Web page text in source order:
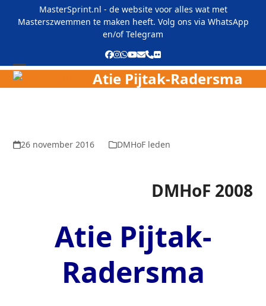
MasterSprint.nl - de website voor alles wat met
Masterszwemmen te maken heeft. Volg ons via WhatsApp
en/ofTelegram
Facebook
Instagram
Whatsapp
YouTube
E-
mail
Phone
Flickr
Open
Close
Atie Pijtak-Radersma
26 november 2016 DMHoF leden
DMHoF 2008
Atie Pijtak-
Radersma